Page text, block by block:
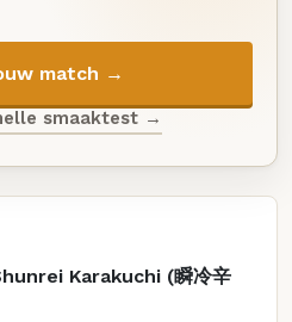
match →
smaaktest →
Karakuchi (瞬冷辛